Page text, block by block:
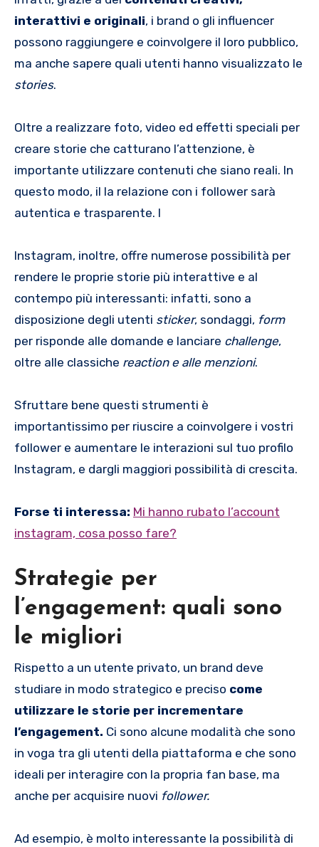
interattivi e originali, i brand o gli influencer
possono raggiungere e coinvolgere il loro pubblico,
ma anche sapere quali utenti hanno visualizzato le
stories.
Oltre a realizzare foto, video ed effetti speciali per
creare storie che catturano l’attenzione, è
importante utilizzare contenuti che siano reali. In
questo modo, il la relazione con i follower sarà
autentica e trasparente. I
Instagram, inoltre, offre numerose possibilità per
rendere le proprie storie più interattive e al
contempo più interessanti: infatti, sono a
disposizione degli utenti sticker, sondaggi, form
per risponde alle domande e lanciare challenge,
oltre alle classiche reaction e alle menzioni.
Sfruttare bene questi strumenti è
importantissimo per riuscire a coinvolgere i vostri
follower e aumentare le interazioni sul tuo profilo
Instagram, e dargli maggiori possibilità di crescita.
Forse ti interessa: Mi hanno rubato l’account
instagram, cosa posso fare?
Strategie per
l’engagement: quali sono
le migliori
Rispetto a un utente privato, un brand deve
studiare in modo strategico e preciso come
utilizzare le storie per incrementare
l’engagement. Ci sono alcune modalità che sono
in voga tra gli utenti della piattaforma e che sono
ideali per interagire con la propria fan base, ma
anche per acquisire nuovi follower.
Ad esempio, è molto interessante la possibilità di